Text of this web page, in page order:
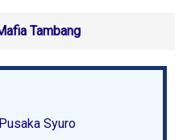
Tambang
Syuro